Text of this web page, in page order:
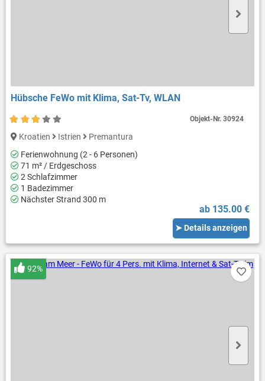
Hübsche FeWo mit Klima, Sat-Tv, WLAN
Kroatien Istrien
Premantura
Ferienwohnung (2 - 6 Personen)
71 m² / Erdgeschoss
2 Schlafzimmer
1 Badezimmer
Nächster Strand 300 m
ab 135.00 €
➤ Details anzeigen
Objekt-Nr.30924
92%